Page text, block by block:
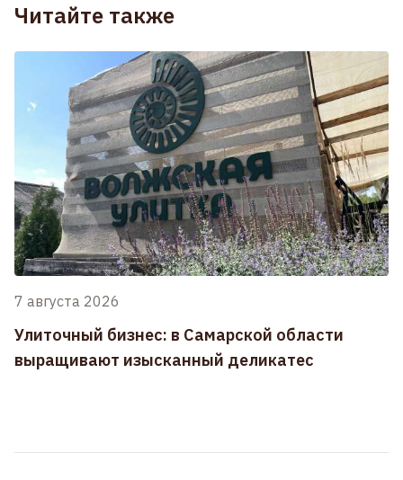
Читайте также
7 августа 2026
Улиточный бизнес: в Самарской области
выращивают изысканный деликатес